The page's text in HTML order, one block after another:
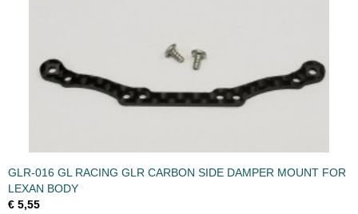
GLR-016 GL RACING GLR CARBON SIDE DAMPER MOUNT FOR
LEXAN BODY
€ 5,55